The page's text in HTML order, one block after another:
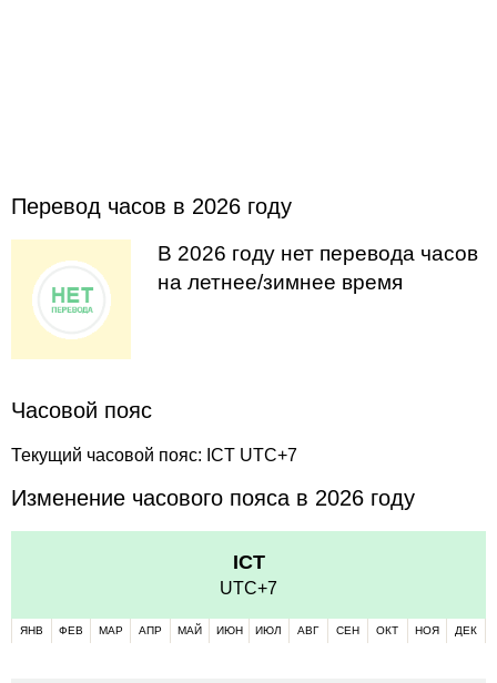
Перевод часов в 2026 году
В 2026 году нет перевода часов
на летнее/зимнее время
Часовой пояс
Текущий часовой пояс: ICT UTC+7
Изменение часового пояса в 2026 году
ICT
UTC+7
ЯНВ ФЕВ МАР АПР МАЙ ИЮН ИЮЛ АВГ СЕН ОКТ НОЯ ДЕК